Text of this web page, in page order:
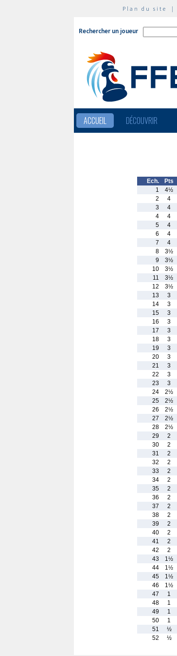
Plan du site |
Rechercher un joueur
ACCUEIL DÉCOUVRIR
Ech. Pts
1
4½
2
4
3
4
4
4
5
4
6
4
7
4
8
3½
9
3½
10
3½
11
3½
12
3½
13
3
14
3
15
3
16
3
17
3
18
3
19
3
20
3
21
3
22
3
23
3
24
2½
25
2½
26
2½
27
2½
28
2½
29
2
30
2
31
2
32
2
33
2
34
2
35
2
36
2
37
2
38
2
39
2
40
2
41
2
42
2
43
1½
44
1½
45
1½
46
1½
47
1
48
1
49
1
50
1
51
½
52
½